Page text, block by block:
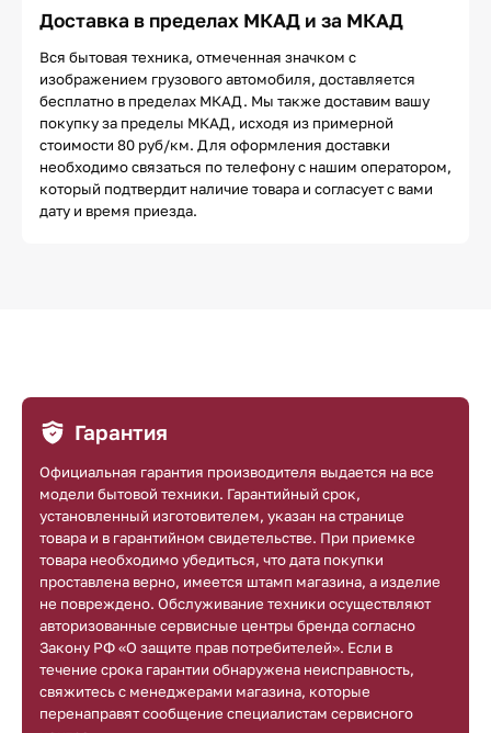
Доставка в пределах МКАД и за МКАД
Вся бытовая техника, отмеченная значком с
изображением грузового автомобиля, доставляется
бесплатно в пределах МКАД. Мы также доставим вашу
покупку за пределы МКАД, исходя из примерной
стоимости 80 руб/км. Для оформления доставки
необходимо связаться по телефону с нашим оператором,
который подтвердит наличие товара и согласует с вами
дату и время приезда.
Гарантия
Официальная гарантия производителя выдается на все
модели бытовой техники. Гарантийный срок,
установленный изготовителем, указан на странице
товара и в гарантийном свидетельстве. При приемке
товара необходимо убедиться, что дата покупки
проставлена верно, имеется штамп магазина, а изделие
не повреждено. Обслуживание техники осуществляют
авторизованные сервисные центры бренда согласно
Закону РФ «О защите прав потребителей». Если в
течение срока гарантии обнаружена неисправность,
свяжитесь с менеджерами магазина, которые
перенаправят сообщение специалистам сервисного